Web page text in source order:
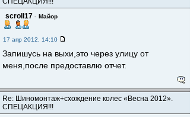
scroll17 - Майор
17 апр 2012, 14:10
Запишусь на выхи,это через улицу от
меня,после предоставлю отчет.
Re: Шиномонтаж+схождение колес «Весна 2012».
СПЕЦАКЦИЯ!!!